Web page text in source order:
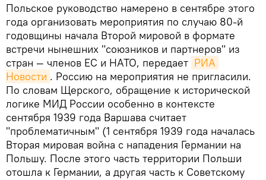
Польское руководство намерено в сентябре этого
года организовать мероприятия по случаю 80-й
годовщины начала Второй мировой в формате
встречи нынешних "союзников и партнеров" из
стран — членов ЕС и НАТО, передает РИА
Новости . Россию на мероприятия не пригласили.
По словам Щерского, обращение к исторической
логике МИД России особенно в контексте
сентября 1939 года Варшава считает
"проблематичным" (1 сентября 1939 года началась
Вторая мировая война с нападения Германии на
Польшу. После этого часть территории Польши
отошла к Германии, а другая часть к Советскому